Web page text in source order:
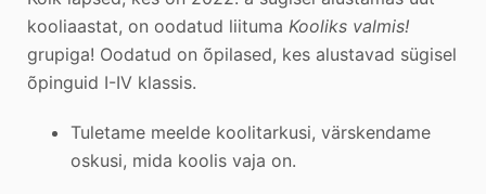
kooliaastat, on oodatud liituma Kooliks valmis!
grupiga! Oodatud on õpilased, kes alustavad sügisel
õpinguid I-IV klassis.
Tuletame meelde koolitarkusi, värskendame
oskusi, mida koolis vaja on.